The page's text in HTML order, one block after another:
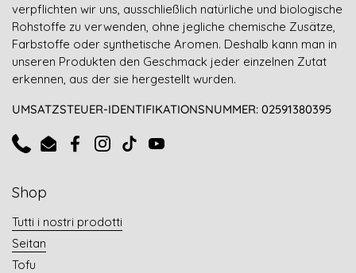
verpflichten wir uns, ausschließlich natürliche und biologische
Rohstoffe zu verwenden, ohne jegliche chemische Zusätze,
Farbstoffe oder synthetische Aromen. Deshalb kann man in
unseren Produkten den Geschmack jeder einzelnen Zutat
erkennen, aus der sie hergestellt wurden.
UMSATZSTEUER-IDENTIFIKATIONSNUMMER: 02591380395
TelefonE-MailFacebook
Instagram
TikTokYouTube
Shop
Tutti i nostri prodotti
Seitan
Tofu